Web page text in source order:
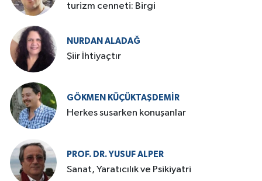
turizm cenneti: Birgi
NURDAN ALADAĞ
Şiir İhtiyaçtır
GÖKMEN KÜÇÜKTAŞDEMIR
Herkes susarken konuşanlar
PROF. DR. YUSUF ALPER
Sanat, Yaratıcılık ve Psikiyatri